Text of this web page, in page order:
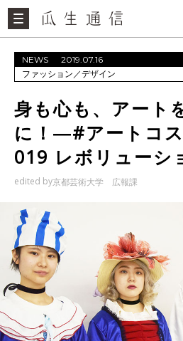
NEWS 2019.07.16
ファッション／デザイン
身も心も、アート
に！―#アートコ
019 レボリューシ
edited by京都芸術大学 広報課